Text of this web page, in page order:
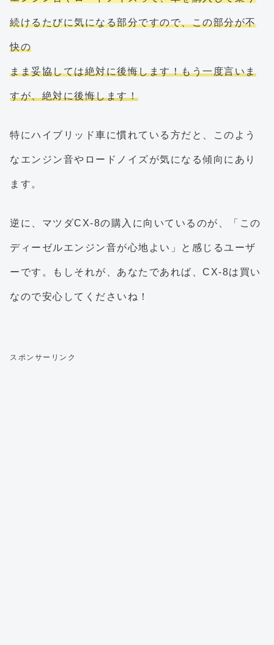
続けるたびに気になる部分ですので、この部分が不
快の
まま妥協しては絶対に後悔します！もう一度言いま
すが、絶対に後悔します！
特にハイブリッド車に慣れている方だと、このよう
なエンジン音やロードノイズが気になる傾向にあり
ます。
逆に、マツダCX-8の購入に向いているのが、「この
ディーゼルエンジン音が心地よい」と感じるユーザ
ーです。もしそれが、あなたであれば、CX-8は買い
なので安心してくださいね！
スポンサーリンク